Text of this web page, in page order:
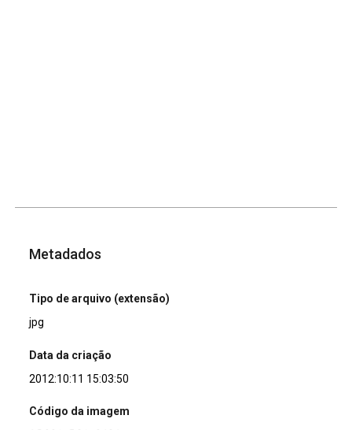
Metadados
Tipo de arquivo (extensão)
jpg
Data da criação
2012:10:11 15:03:50
Código da imagem